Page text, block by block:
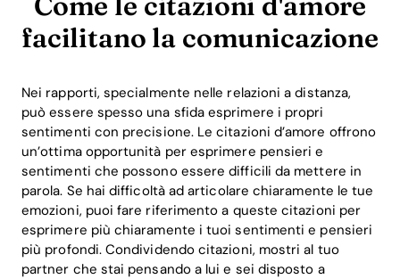
facilitano la comunicazione
Nei rapporti, specialmente nelle relazioni a distanza,
può essere spesso una sfida esprimere i propri
sentimenti con precisione. Le citazioni d’amore offrono
un’ottima opportunità per esprimere pensieri e
sentimenti che possono essere difficili da mettere in
parola. Se hai difficoltà ad articolare chiaramente le tue
emozioni, puoi fare riferimento a queste citazioni per
esprimere più chiaramente i tuoi sentimenti e pensieri
più profondi. Condividendo citazioni, mostri al tuo
partner che stai pensando a lui e sei disposto a